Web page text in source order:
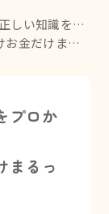
プロから学べる!!
っと90分の教室】
プロか
まるっ